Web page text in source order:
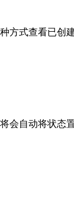
方式查看已创
会自动将状态